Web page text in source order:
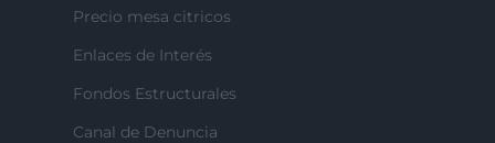
Precio mesa citricos
Enlaces de Interés
Fondos Estructurales
Canal de Denuncia